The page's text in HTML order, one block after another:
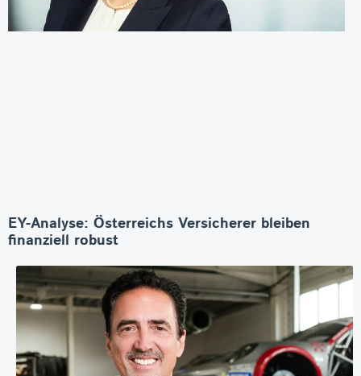
EY-Analyse: Österreichs Versicherer bleiben
finanziell robust